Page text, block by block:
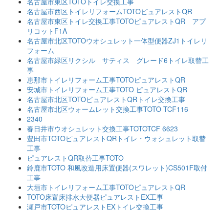
名古屋市西区トイレリフォームTOTOピュアレストQR
名古屋市東区トイレ交換工事TOTOピュアレストQR アプ
リコットF1A
名古屋市北区TOTOウオシュレット一体型便器ZJ1トイレリ
フォーム
名古屋市緑区リクシル サティス グレード6トイレ取替工
事
恵那市トイレリフォーム工事TOTOピュアレストQR
安城市トイレリフォーム工事TOTO ピュアレストQR
名古屋市北区TOTOピュアレストQRトイレ交換工事
名古屋市北区ウォームレット交換工事TOTO TCF116
2340
春日井市ウオシュレット交換工事TOTOTCF 6623
豊田市TOTOピュアレストQRトイレ・ウォシュレット取替
工事
ピュアレストQR取替工事TOTO
鈴鹿市TOTO 和風改造用床置便器(スワレット)CS501F取付
工事
大垣市トイレリフォーム工事TOTOピュアレストQR
TOTO床置床排水大便器ピュアレストEX工事
瀬戸市TOTOピュアレストEXトイレ交換工事